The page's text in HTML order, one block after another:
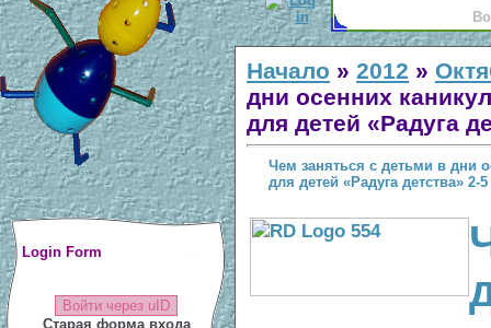
Login Form
Войти через uID
Старая форма входа
Начало » 2012 »
дни осенних
для детей «Радуга
Чем заняться с детьми в дни
для детей «Радуга детства» 2-